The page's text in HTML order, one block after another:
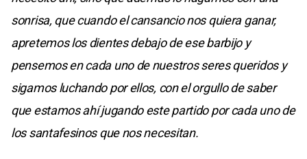
sonrisa, que cuando el cansancio nos quiera ganar,
apretemos los dientes debajo de ese barbijo y
pensemos en cada uno de nuestros seres queridos y
sigamos luchando por ellos, con el orgullo de saber
que estamos ahí jugando este partido por cada uno de
los santafesinos que nos necesitan.